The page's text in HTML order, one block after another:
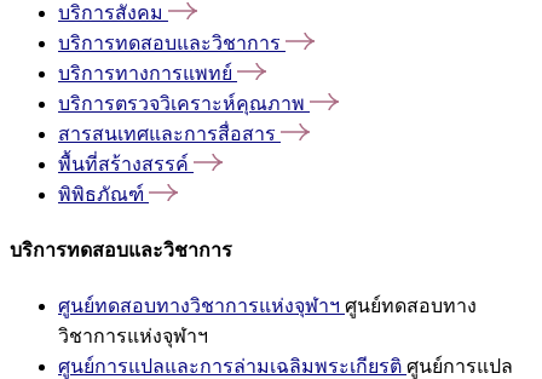
บริการสังคม
บริการทดสอบและวิชาการ
บริการทางการแพทย์
บริการตรวจวิเคราะห์คุณภาพ
สารสนเทศและการสื่อสาร
พื้นที่สร้างสรรค์
พิพิธภัณฑ์
บริการทดสอบและวิชาการ
ศูนย์ทดสอบทางวิชาการแห่งจุฬาฯ ศูนย์ทดสอบทาง
วิชาการแห่งจุฬาฯ
ศูนย์การแปลและการล่ามเฉลิมพระเกียรติ ศูนย์การแปล